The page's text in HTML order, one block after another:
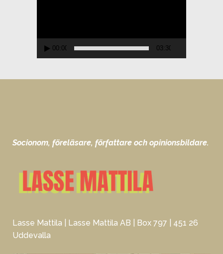
00:00 03:30
Socionom, föreläsare, författare och opinionsbildare.
Lasse Mattila | Lasse Mattila AB | Box 797 | 451 26
Uddevalla